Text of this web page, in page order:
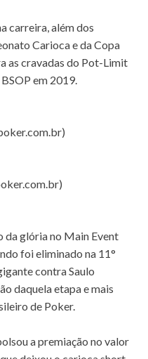
carreira, além dos
Carioca e da Copa
as cravadas do Pot-Limit
em 2019.
glória no Main Event
foi eliminado na 11°
contra Saulo
daquela etapa e mais
de Poker.
a premiação no valor